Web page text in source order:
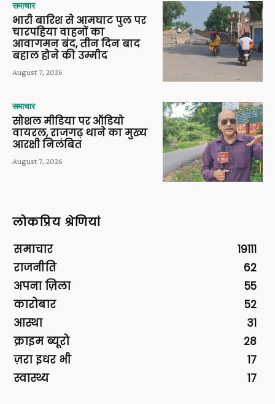
समाचार
भारी बारिश से आमघाट पुल पर
चारपहिया वाहनों का
आवागमन बंद, तीन दिन बाद
बहाल होने की उम्मीद
August 7, 2026
समाचार
सोशल मीडिया पर ऑडियो
वायरल, राजगढ़ थाने का मुख्य
आरक्षी निलंबित
August 7, 2026
लोकप्रिय श्रेणियां
समाचार
19111
राजनीति
62
अपना ज़िला
55
कारोबार
52
आस्था
31
क्राइम ब्यूरो
28
ज़रा इधर भी
17
स्वास्थ्य
17